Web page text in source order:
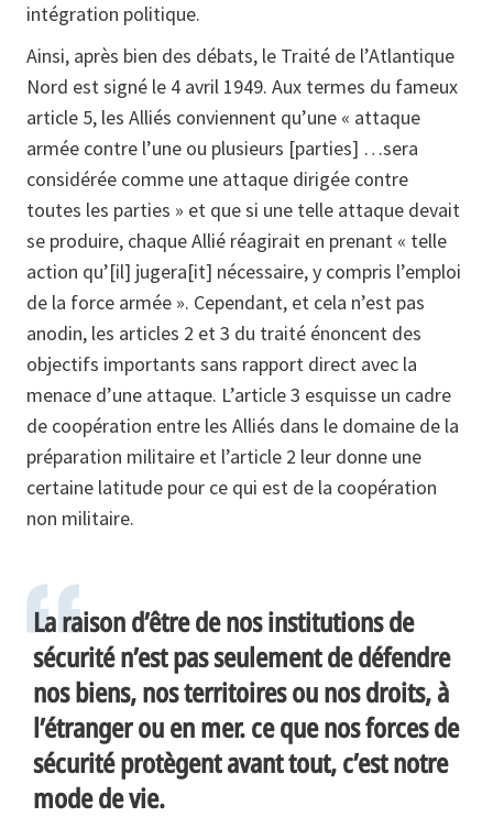
intégration politique.
Ainsi, après bien des débats, le Traité de l’Atlantique
Nord est signé le 4 avril 1949. Aux termes du fameux
article 5, les Alliés conviennent qu’une « attaque
armée contre l’une ou plusieurs [parties] …sera
considérée comme une attaque dirigée contre
toutes les parties » et que si une telle attaque devait
se produire, chaque Allié réagirait en prenant « telle
action qu’[il] jugera[it] nécessaire, y compris l’emploi
de la force armée ». Cependant, et cela n’est pas
anodin, les articles 2 et 3 du traité énoncent des
objectifs importants sans rapport direct avec la
menace d’une attaque. L’article 3 esquisse un cadre
de coopération entre les Alliés dans le domaine de la
préparation militaire et l’article 2 leur donne une
certaine latitude pour ce qui est de la coopération
non militaire.
La raison d’être de nos institutions de
sécurité n’est pas seulement de défendre
nos biens, nos territoires ou nos droits, à
l’étranger ou en mer. ce que nos forces de
sécurité protègent avant tout, c’est notre
mode de vie.